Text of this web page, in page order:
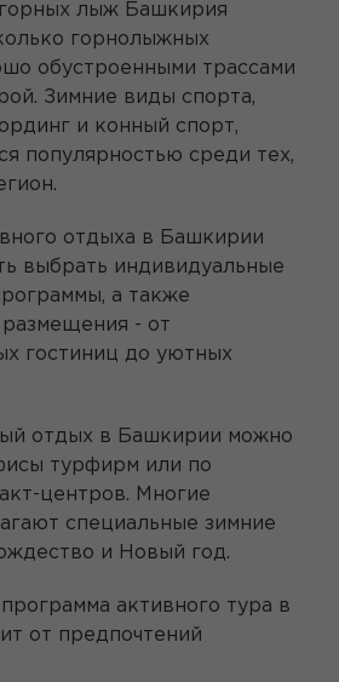
лыж Башкирия
горнолыжных
обустроенными трассами
Зимние виды спорта,
и конный спорт,
популярностью среди тех,
отдыха в Башкирии
выбрать индивидуальные
а также
- от
гостиниц до уютных
отдых в Башкирии можно
турфирм или по
центров. Многие
специальные зимние
и Новый год.
активного тура в
от предпочтений